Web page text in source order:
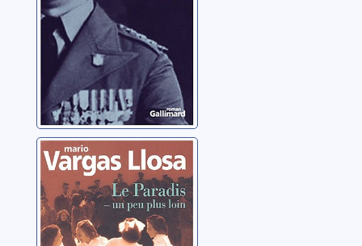
Le paradis - un
peu plus loin:
[roman]
Vargas Llosa, Mario